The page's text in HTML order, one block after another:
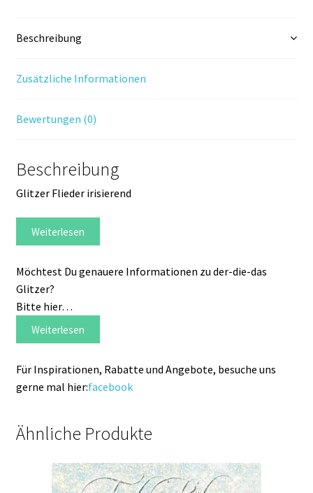
Beschreibung
Zusätzliche Informationen
Bewertungen (0)
Beschreibung
Glitzer Flieder irisierend
Weiterlesen
Möchtest Du genauere Informationen zu der-die-das
Glitzer?
Bitte hier…
Weiterlesen
Für Inspirationen, Rabatte und Angebote, besuche uns
gerne mal hier:facebook
Ähnliche Produkte